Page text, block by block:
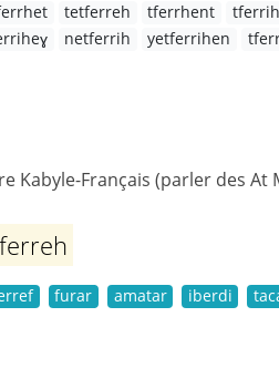
tetferreh tferrhent
netferrih yetferrihen
Kabyle-Français (parler des At
furar amatar iberdi